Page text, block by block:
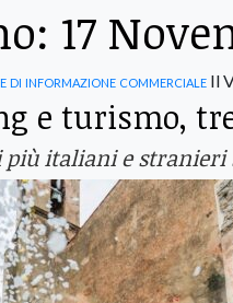
17
di informazione commerciale Il
e turismo,
più italiani e